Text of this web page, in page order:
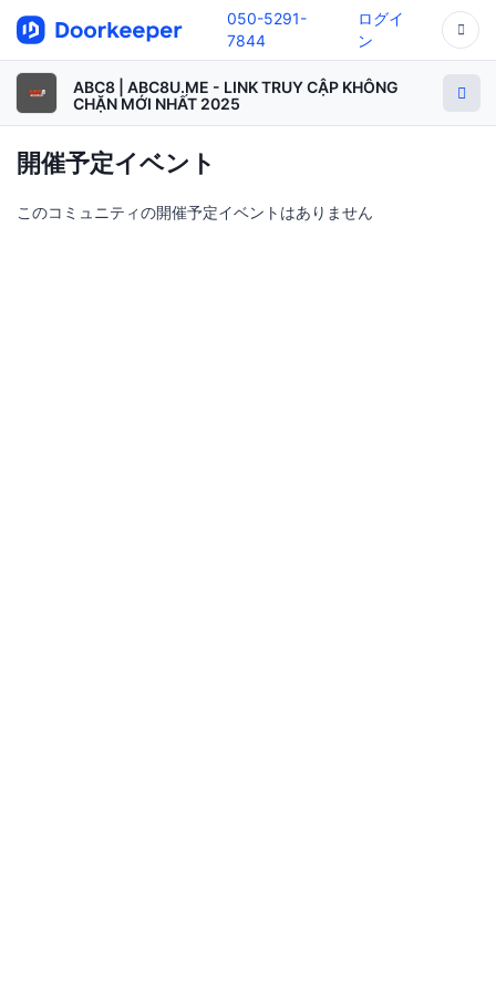
050-5291-
7844
ログイ
ン
ABC8 | ABC8U.ME - LINK TRUY CẬP KHÔNG
CHẶN MỚI NHẤT 2025
開催予定イベント
このコミュニティの開催予定イベントはありません